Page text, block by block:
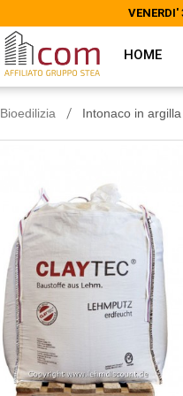
VENERDI'
HOME
Bioedilizia Intonaco in
VENERDI'